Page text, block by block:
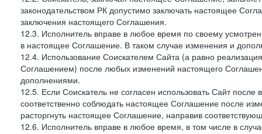
законодательством РК допустимо заключать настоящее
заключения настоящего Соглашения.
12.3. Исполнитель вправе в любое время по своему
в настоящее Соглашение. В таком случае изменения и
12.4. Использование Соискателем Сайта (а равно
Соглашением) после любых изменений настоящего
дополнениями.
12.5. Если Соискатель не согласен использовать Сайт
соответственно соблюдать настоящее Соглашение после
расторгнуть настоящее Соглашение, направив
12.6. Исполнитель вправе в любое время, в том числе в